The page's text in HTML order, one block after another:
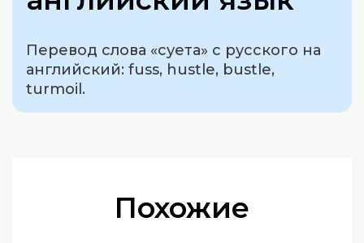
Перевод слова «суета» с русского на
английский: fuss, hustle, bustle,
turmoil.
Похожие